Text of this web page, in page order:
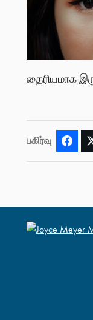
தைரியமாக
பகிர்வு